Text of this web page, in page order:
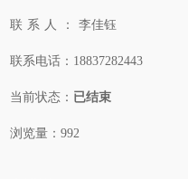
联系人： 李佳钰
联系电话： 18837282443
当前状态： 已结束
浏览量：992